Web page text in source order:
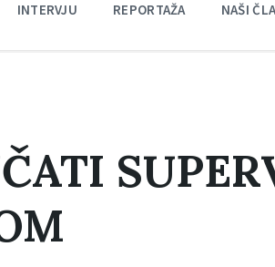
INTERVJU REPORTAŽA NAŠI